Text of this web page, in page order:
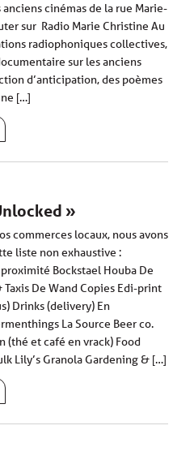
cinémas de la rue Marie-
sur Radio Marie Christine Au
radiophoniques collectives,
sur les anciens
d’anticipation, des poèmes
[…]
»
commerces locaux, nous avons
liste non exhaustive :
Bockstael Houba De
Taxis De Wand Copies Edi-print
Drinks (delivery) En
La Source Beer co.
(thé et café en vrack) Food
Lily’s Granola Gardening & […]